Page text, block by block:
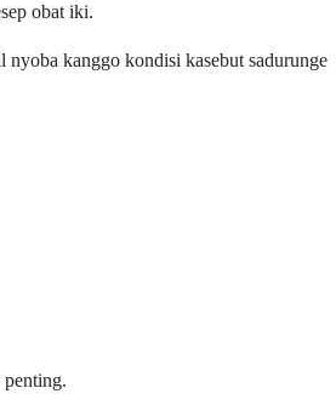
obat iki.
kanggo kondisi kasebut sadurunge